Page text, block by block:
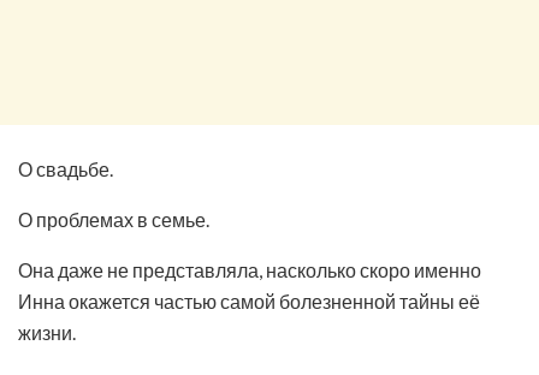
О свадьбе.
О проблемах в семье.
Она даже не представляла, насколько скоро именно
Инна окажется частью самой болезненной тайны её
жизни.